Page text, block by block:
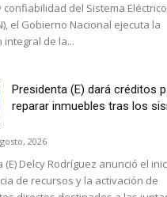
del Sistema Eléctrico
el Gobierno Nacional ejecuta la
de la...
Presidenta (E) dará créditos
reparar inmuebles tras los
2026
(E) Delcy Rodríguez anunció el
de recursos y la activación de